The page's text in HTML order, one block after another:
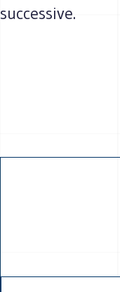
successive.